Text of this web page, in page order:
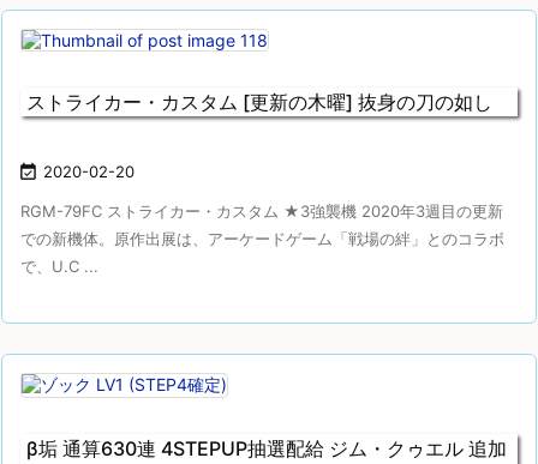
ストライカー・カスタム [更新の木曜] 抜身の刀の如し
 2020-02-20
RGM-79FC ストライカー・カスタム ★3強襲機 2020年3週目の更新
での新機体。原作出展は、アーケードゲーム「戦場の絆」とのコラボ
で、U.C ...
β垢 通算630連 4STEPUP抽選配給 ジム・クゥエル 追加